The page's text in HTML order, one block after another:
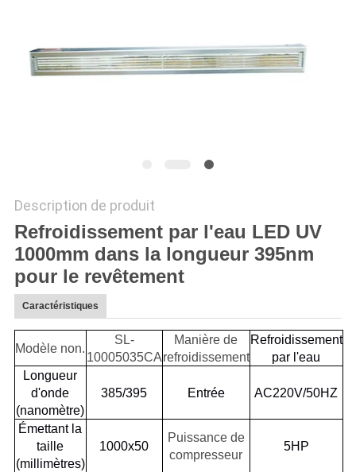
Description de produit
Refroidissement par l'eau LED UV
1000mm dans la longueur 395nm
pour le revêtement
Caractéristiques
Modèle non.
SL-
10005035CA
Manière de
refroidissement
Refroidissement
par l'eau
Longueur
d'onde
(nanomètre)
385/395 Entrée AC220V/50HZ
Émettant la
taille
(millimètres)
1000x50
Puissance de
compresseur
5HP